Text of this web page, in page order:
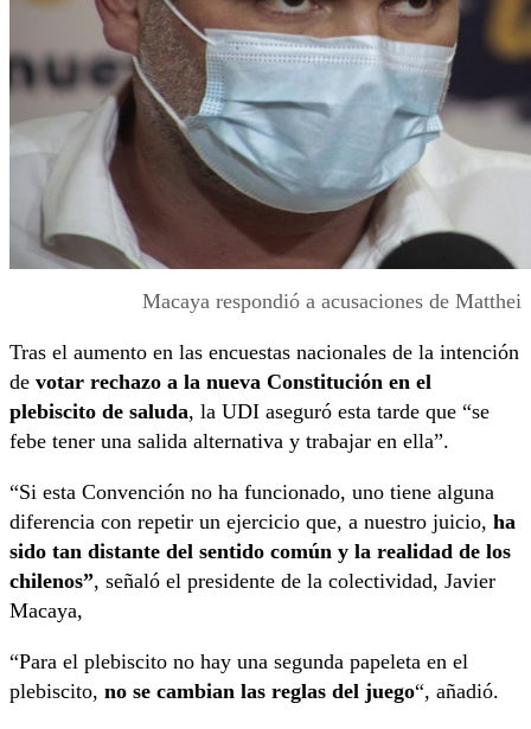
Macaya respondió a acusaciones de Matthei
Tras el aumento en las encuestas nacionales de la intención
de votar rechazo a la nueva Constitución en el
plebiscito de saluda, la UDI aseguró esta tarde que “se
febe tener una salida alternativa y trabajar en ella”.
“Si esta Convención no ha funcionado, uno tiene alguna
diferencia con repetir un ejercicio que, a nuestro juicio, ha
sido tan distante del sentido común y la realidad de los
chilenos”, señaló el presidente de la colectividad, Javier
Macaya,
“Para el plebiscito no hay una segunda papeleta en el
plebiscito, no se cambian las reglas del juego“, añadió.